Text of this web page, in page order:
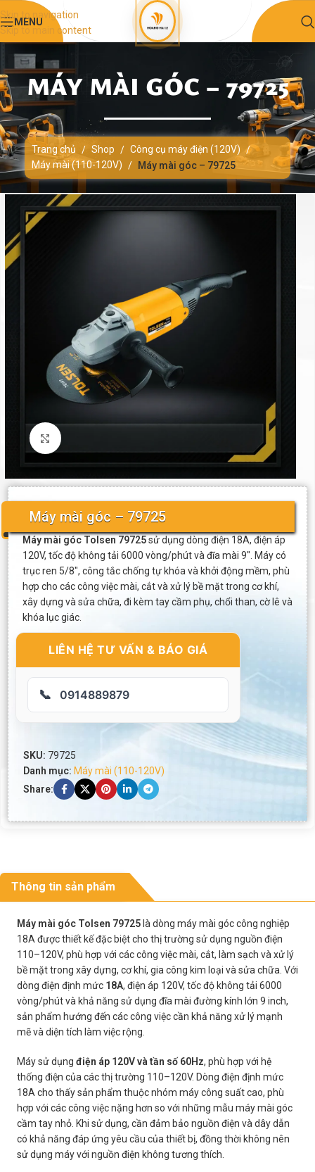
Skip to navigation
Skip to main content
MENU
MÁY MÀI GÓC – 79725
Trang chủ / Shop / Công cụ máy điện (120V) /
Máy mài (110-120V) / Máy mài góc – 79725
Click to enlarge
Máy mài góc – 79725
Máy mài góc Tolsen 79725sử dụng dòng điện 18A, điện áp
120V, tốc độ không tải 6000 vòng/phút và đĩa mài 9″. Máy có
trục ren 5/8″, công tắc chống tự khóa và khởi động mềm, phù
hợp cho các công việc mài, cắt và xử lý bề mặt trong cơ khí,
xây dựng và sửa chữa, đi kèm tay cầm phụ, chổi than, cờ lê và
khóa lục giác.
LIÊN HỆ TƯ VẤN & BÁO GIÁ
📞 0914889879
SKU: 79725
Danh mục: Máy mài (110-120V)
Share:
Thông tin sản phẩm
Máy mài góc Tolsen 79725 là dòng máy mài góc công nghiệp
18A được thiết kế đặc biệt cho thị trường sử dụng nguồn điện
110–120V, phù hợp với các công việc mài, cắt, làm sạch và xử lý
bề mặt trong xây dựng, cơ khí, gia công kim loại và sửa chữa. Với
dòng điện định mức 18A, điện áp 120V, tốc độ không tải 6000
vòng/phút và khả năng sử dụng đĩa mài đường kính lớn 9 inch,
sản phẩm hướng đến các công việc cần khả năng xử lý mạnh
mẽ và diện tích làm việc rộng.
Máy sử dụng điện áp 120V và tần số 60Hz, phù hợp với hệ
thống điện của các thị trường 110–120V. Dòng điện định mức
18A cho thấy sản phẩm thuộc nhóm máy công suất cao, phù
hợp với các công việc nặng hơn so với những mẫu máy mài góc
cầm tay nhỏ. Khi sử dụng, cần đảm bảo nguồn điện và dây dẫn
có khả năng đáp ứng yêu cầu của thiết bị, đồng thời không nên
sử dụng máy với nguồn điện không tương thích.